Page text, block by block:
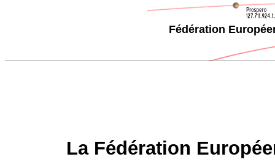
Fédération
La Fédération